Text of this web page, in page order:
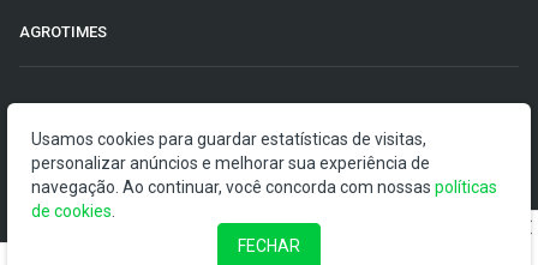
AGROTIMES
O Money Times publica matérias de cunho jornalístico, que
visam a democratização da informação. Nossas
publicações devem ser compreendidas como boletins
anunciadores e divulgadores, e não como uma
Usamos cookies para guardar estatísticas de visitas,
personalizar anúncios e melhorar sua experiência de
navegação. Ao continuar, você concorda com nossas políticas
de cookies
FECHAR